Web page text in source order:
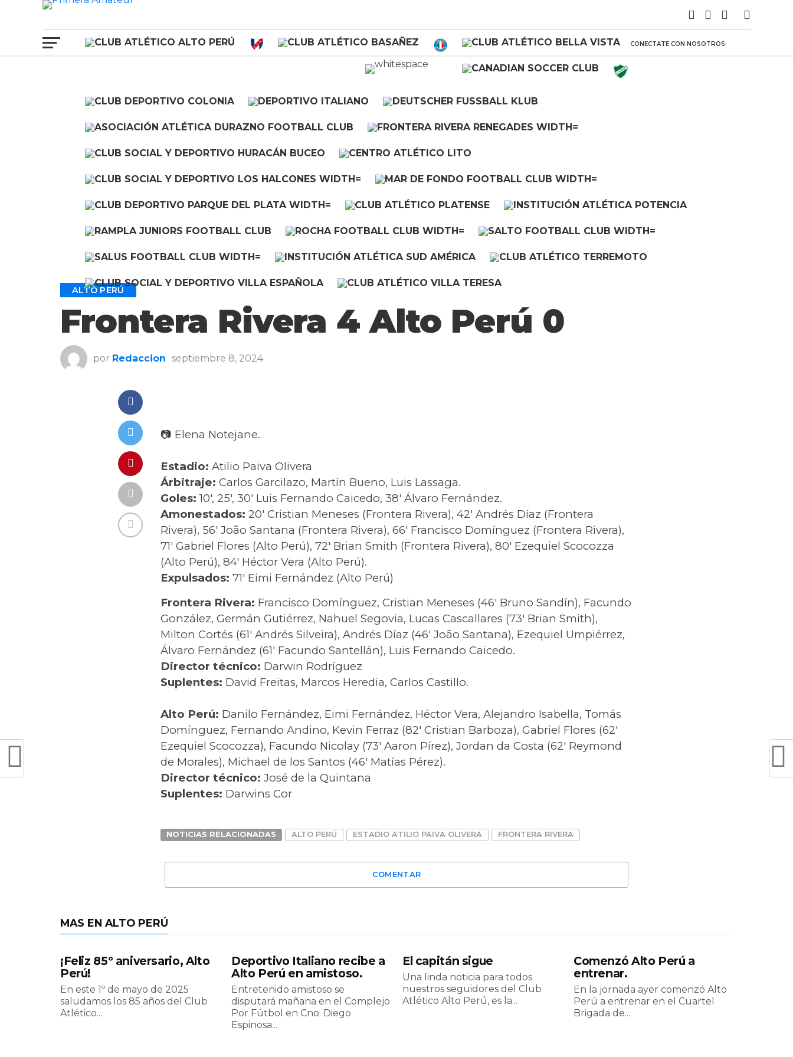
CONECTATE CON NOSOTROS:
ALTO PERÚ
Frontera Rivera 4 Alto Perú 0
por Redaccion septiembre 8, 2024
📷 Elena Notejane.
Estadio: Atilio Paiva Olivera
Árbitraje: Carlos Garcilazo, Martín Bueno, Luis Lassaga.
Goles: 10′, 25′, 30′ Luis Fernando Caicedo, 38′ Álvaro Fernández.
Amonestados: 20′ Cristian Meneses (Frontera Rivera), 42′ Andrés Díaz (Frontera
Rivera), 56′ João Santana (Frontera Rivera), 66′ Francisco Domínguez (Frontera Rivera),
71′ Gabriel Flores (Alto Perú), 72′ Brian Smith (Frontera Rivera), 80′ Ezequiel Scocozza
(Alto Perú), 84′ Héctor Vera (Alto Perú).
Expulsados: 71′ Eimi Fernández (Alto Perú)
Frontera Rivera: Francisco Domínguez, Cristian Meneses (46′ Bruno Sandín), Facundo
González, Germán Gutiérrez, Nahuel Segovia, Lucas Cascallares (73′ Brian Smith),
Milton Cortés (61′ Andrés Silveira), Andrés Díaz (46′ João Santana), Ezequiel Umpiérrez,
Álvaro Fernández (61′ Facundo Santellán), Luis Fernando Caicedo.
Director técnico: Darwin Rodríguez
Suplentes: David Freitas, Marcos Heredia, Carlos Castillo.
Alto Perú: Danilo Fernández, Eimi Fernández, Héctor Vera, Alejandro Isabella, Tomás
Domínguez, Fernando Andino, Kevin Ferraz (82′ Cristian Barboza), Gabriel Flores (62′
Ezequiel Scocozza), Facundo Nicolay (73′ Aaron Pírez), Jordan da Costa (62′ Reymond
de Morales), Michael de los Santos (46′ Matías Pérez).
Director técnico: José de la Quintana
Suplentes: Darwins Cor
NOTICIAS RELACIONADAS ALTO PERÚ ESTADIO ATILIO PAIVA OLIVERA FRONTERA RIVERA
COMENTAR
MAS EN ALTO PERÚ
¡Feliz 85º aniversario, Alto
Perú!
En este 1º de mayo de 2025
saludamos los 85 años del Club
Atlético...
Deportivo Italiano recibe a
Alto Perú en amistoso.
Entretenido amistoso se
disputará mañana en el Complejo
Por Fútbol en Cno. Diego
Espinosa...
El capitán sigue
Una linda noticia para todos
nuestros seguidores del Club
Atlético Alto Perú, es la...
Comenzó Alto Perú a
entrenar.
En la jornada ayer comenzó Alto
Perú a entrenar en el Cuartel
Brigada de...